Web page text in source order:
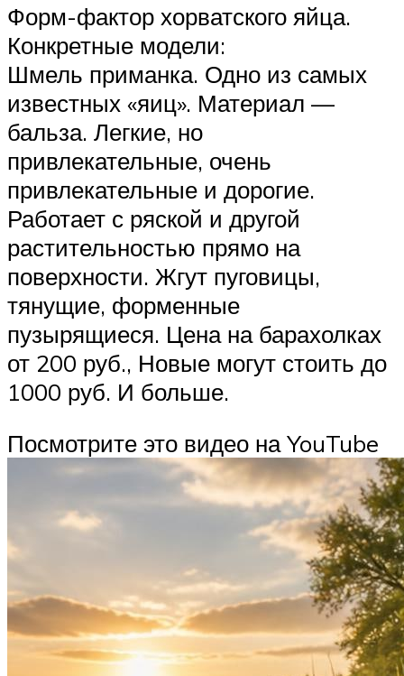
Форм-фактор хорватского яйца.
Конкретные модели:
Шмель приманка. Одно из самых
известных «яиц». Материал —
бальза. Легкие, но
привлекательные, очень
привлекательные и дорогие.
Работает с ряской и другой
растительностью прямо на
поверхности. Жгут пуговицы,
тянущие, форменные
пузырящиеся. Цена на барахолках
от 200 руб., Новые могут стоить до
1000 руб. И больше.
Посмотрите это видео на YouTube